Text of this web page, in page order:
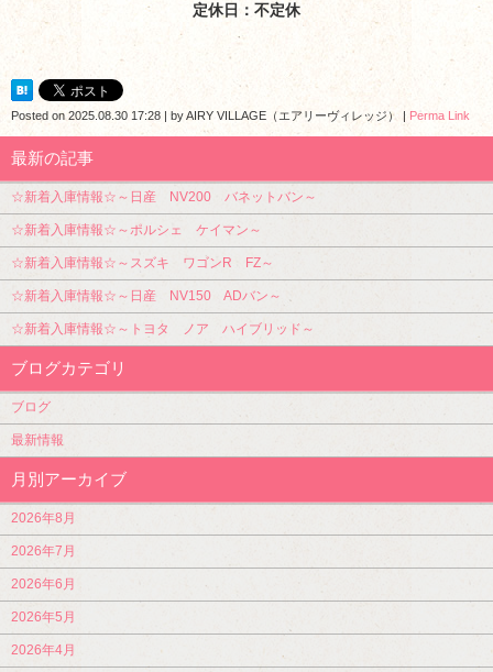
定休日：不定休
Posted on 2025.08.30 17:28 | byAIRY VILLAGE（エアリーヴィレッジ） | Perma Link
最新の記事
☆新着入庫情報☆～日産 NV200 バネットバン～
☆新着入庫情報☆～ポルシェ ケイマン～
☆新着入庫情報☆～スズキ ワゴンR FZ～
☆新着入庫情報☆～日産 NV150 ADバン～
☆新着入庫情報☆～トヨタ ノア ハイブリッド～
ブログカテゴリ
ブログ
最新情報
月別アーカイブ
2026年8月
2026年7月
2026年6月
2026年5月
2026年4月